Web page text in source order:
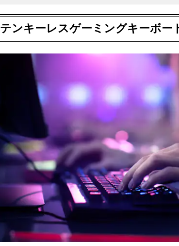
テンキーレスゲーミングキーボー